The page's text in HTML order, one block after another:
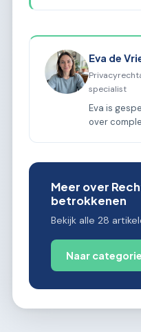
Eva de
specialist
Eva is
over
Meer over
betrokkenen
Bekijk alle 28
Naar